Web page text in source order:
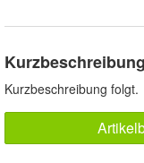
Kurzbeschreibung
Kurzbeschreibung folgt.